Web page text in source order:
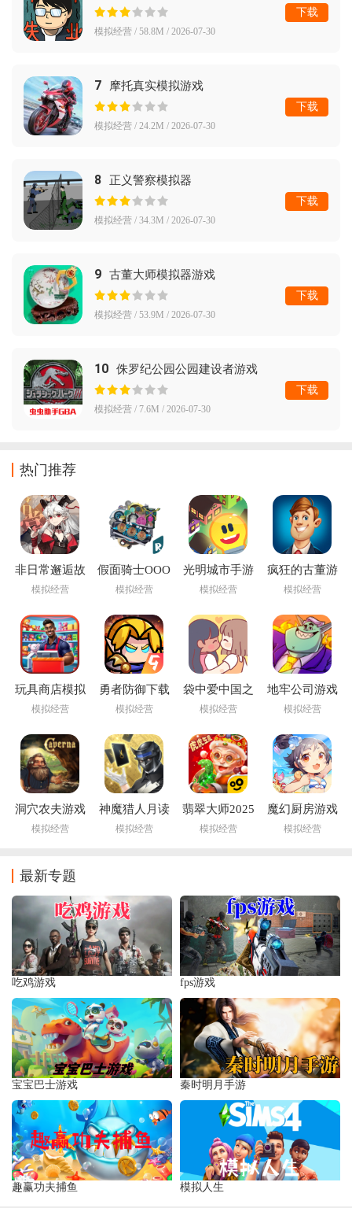
模拟经营 / 58.8M / 2026-07-30
下载
7 摩托真实模拟游戏
模拟经营 / 24.2M / 2026-07-30
下载
8 正义警察模拟器
模拟经营 / 34.3M / 2026-07-30
下载
9 古董大师模拟器游戏
模拟经营 / 53.9M / 2026-07-30
下载
10 侏罗纪公园公园建设者游戏
模拟经营 / 7.6M / 2026-07-30
下载
热门推荐
非日常邂逅故
事官方版
模拟经营
假面骑士OOO
模拟器豪华版
模拟经营
光明城市手游
下载
模拟经营
疯狂的古董游
戏
模拟经营
玩具商店模拟
器7723
模拟经营
勇者防御下载
安装
模拟经营
袋中爱中国之
家游戏下载
装器)
模拟经营
地牢公司游戏
下载(Dungeon
模拟经营
洞穴农夫游戏
模拟经营
神魔猎人月读
最新版下载(神
模拟经营
翡翠大师2025
最新版本下载
模拟经营
魔幻厨房游戏
模拟经营
最新专题
吃鸡游戏 fps游戏
宝宝巴士游戏 秦时明月手游
趣赢功夫捕鱼 模拟人生